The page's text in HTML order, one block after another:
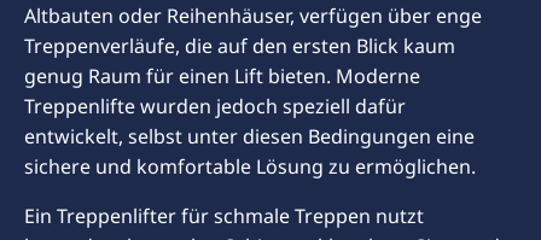
Altbauten oder Reihenhäuser, verfügen über enge
Treppenverläufe, die auf den ersten Blick kaum
genug Raum für einen Lift bieten. Moderne
Treppenlifte wurden jedoch speziell dafür
entwickelt, selbst unter diesen Bedingungen eine
sichere und komfortable Lösung zu ermöglichen.
Ein Treppenlifter für schmale Treppen nutzt